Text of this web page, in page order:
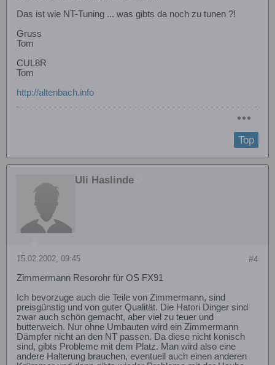
Das ist wie NT-Tuning ... was gibts da noch zu tunen ?!
Gruss
Tom
CUL8R
Tom
http://altenbach.info
Top
Uli Haslinde
#4
15.02.2002, 09:45
Zimmermann Resorohr für OS FX91
Ich bevorzuge auch die Teile von Zimmermann, sind
preisgünstig und von guter Qualität. Die Hatori Dinger sind
zwar auch schön gemacht, aber viel zu teuer und
butterweich. Nur ohne Umbauten wird ein Zimmermann
Dämpfer nicht an den NT passen. Da diese nicht konisch
sind, gibts Probleme mit dem Platz. Man wird also eine
andere Halterung brauchen, eventuell auch einen anderen